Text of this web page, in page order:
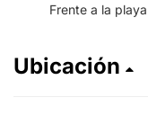
Frente a la playa
Ubicación